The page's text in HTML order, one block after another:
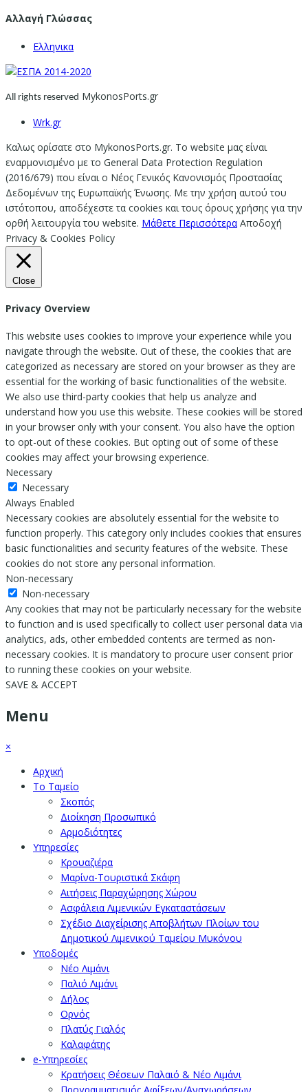
Αλλαγή Γλώσσας
Ελληνικα
All rights reserved MykonosPorts.gr
Wrk.gr
Καλως ορίσατε στο MykonosPorts.gr. Το website μας είναι
εναρμονισμένο με το General Data Protection Regulation
(2016/679) που είναι ο Νέος Γενικός Κανονισμός Προστασίας
Δεδομένων της Ευρωπαϊκής Ένωσης. Με την χρήση αυτού του
ιστότοπου, αποδέχεστε τα cookies και τους όρους χρήσης για την
ορθή λειτουργία του website. Μάθετε Περισσότερα Αποδοχή
Privacy & Cookies Policy
Close
Privacy Overview
This website uses cookies to improve your experience while you
navigate through the website. Out of these, the cookies that are
categorized as necessary are stored on your browser as they are
essential for the working of basic functionalities of the website.
We also use third-party cookies that help us analyze and
understand how you use this website. These cookies will be stored
in your browser only with your consent. You also have the option
to opt-out of these cookies. But opting out of some of these
cookies may affect your browsing experience.
Necessary
Necessary
Always Enabled
Necessary cookies are absolutely essential for the website to
function properly. This category only includes cookies that ensures
basic functionalities and security features of the website. These
cookies do not store any personal information.
Non-necessary
Non-necessary
Any cookies that may not be particularly necessary for the website
to function and is used specifically to collect user personal data via
analytics, ads, other embedded contents are termed as non-
necessary cookies. It is mandatory to procure user consent prior
to running these cookies on your website.
SAVE & ACCEPT
Menu
×
Αρχική
Το Ταμείο
Σκοπός
Διοίκηση Προσωπικό
Αρμοδιότητες
Υπηρεσίες
Κρουαζιέρα
Μαρίνα-Τουριστικά Σκάφη
Αιτήσεις Παραχώρησης Χώρου
Ασφάλεια Λιμενικών Εγκαταστάσεων
Σχέδιο Διαχείρισης Αποβλήτων Πλοίων του
Δημοτικού Λιμενικού Ταμείου Μυκόνου
Υποδομές
Νέο Λιμάνι
Παλιό Λιμάνι
Δήλος
Ορνός
Πλατύς Γιαλός
Καλαφάτης
e-Υπηρεσίες
Κρατήσεις Θέσεων Παλαιό & Νέο Λιμάνι